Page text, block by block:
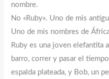
nombre.
No «Ruby». Uno de mis
Uno de mis nombres de
Ruby es una joven elefantita
barro, correr y pasar el
espalda plateada, y Bob, un